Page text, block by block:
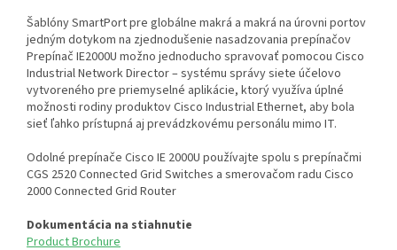
Šablóny SmartPort pre globálne makrá a makrá na úrovni portov
jedným dotykom na zjednodušenie nasadzovania prepínačov
Prepínač IE2000U možno jednoducho spravovať pomocou Cisco
Industrial Network Director – systému správy siete účelovo
vytvoreného pre priemyselné aplikácie, ktorý využíva úplné
možnosti rodiny produktov Cisco Industrial Ethernet, aby bola
sieť ľahko prístupná aj prevádzkovému personálu mimo IT.
Odolné prepínače Cisco IE 2000U používajte spolu s prepínačmi
CGS 2520 Connected Grid Switches a smerovačom radu Cisco
2000 Connected Grid Router
Dokumentácia na stiahnutie
Product Brochure